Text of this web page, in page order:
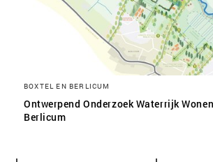
BOXTEL EN BERLICUM
Ontwerpend Onderzoek Waterrijk
Berlicum